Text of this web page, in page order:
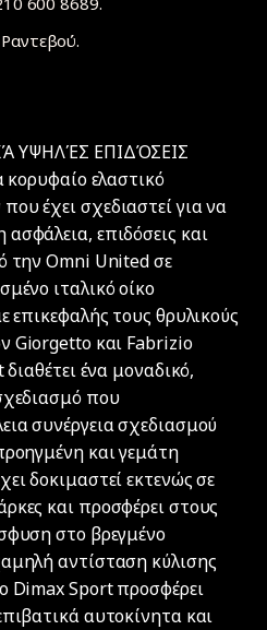
ΥΨΗΛΈΣ ΕΠΙΔΌΣΕΙΣ
κορυφαίο ελαστικό
έχει σχεδιαστεί για να
επιδόσεις και
την Omni United σε
ιταλικό οίκο
επικεφαλής τους θρυλικούς
Giorgetto και Fabrizio
ένα μοναδικό,
που
συνέργεια σχεδιασμού
και γεμάτη
δοκιμαστεί εκτενώς σε
και προσφέρει στους
στο βρεγμένο
αντίσταση κύλισης
Dimax Sport προσφέρει
αυτοκίνητα και